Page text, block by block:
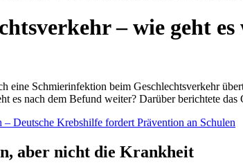
– wie geht
Schmierinfektion beim Geschlechtsverkehr
es nach dem Befund weiter? Darüber berichtete das
Deutsche Krebshilfe fordert Prävention an Schulen
aber nicht die Krankheit